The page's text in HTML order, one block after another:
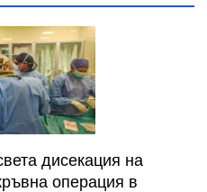
дисекация на
операция в